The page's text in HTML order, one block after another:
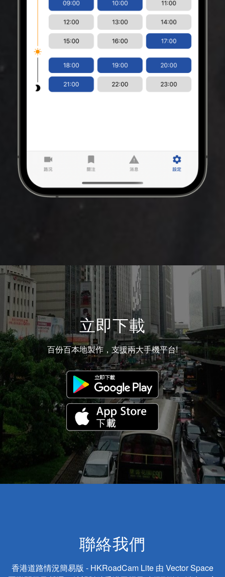
立即下載
百份百本地製作，支援兩大手機平台!
聯絡我們
香港道路情況簡易版 - HKRoadCam Lite 由 Vector Space